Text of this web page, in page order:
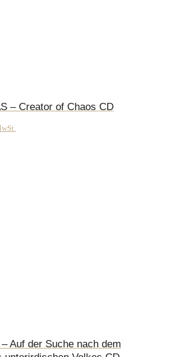
– Creator of Chaos CD
Auf der Suche nach dem